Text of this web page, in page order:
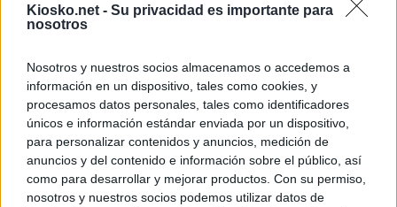
Kiosko.net - Su privacidad es importante para
nosotros
Nosotros y nuestros socios almacenamos o accedemos a
información en un dispositivo, tales como cookies, y
procesamos datos personales, tales como identificadores
únicos e información estándar enviada por un dispositivo,
para personalizar contenidos y anuncios, medición de
anuncios y del contenido e información sobre el público, así
como para desarrollar y mejorar productos. Con su permiso,
nosotros y nuestros socios podemos utilizar datos de